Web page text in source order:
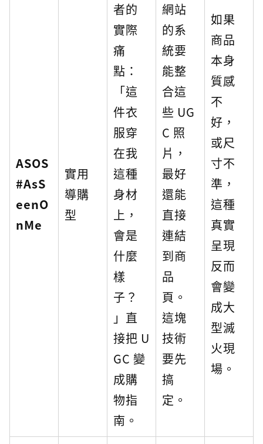
ASOS
#AsS
eenO
nMe
實用
導購
型
者的
實際
痛
點：
「這
件衣
服穿
在我
這種
身材
上，
會是
什麼
樣
子？
」直
接把 U
GC 變
成購
物指
南。
網站
的系
統要
能整
合這
些 UG
C 照
片，
最好
還能
直接
連結
到商
品
頁。
這塊
技術
要先
搞
定。
如果
商品
本身
質感
不
好，
或尺
寸不
準，
這種
真實
呈現
反而
會變
成大
型滅
火現
場。